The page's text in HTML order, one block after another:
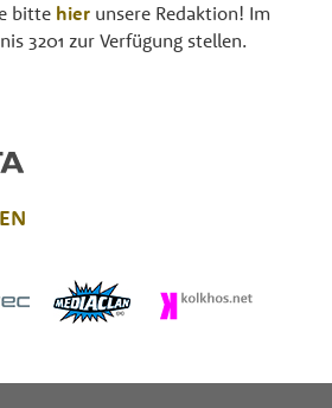
bitte hier unsere Redaktion! Im
3201 zur Verfügung stellen.